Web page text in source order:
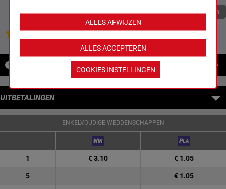
Quoteringen verversen
Jouw favoriete paarden
UITBETALINGEN
ENKELVOUDIGE WEDDENSCHAPPEN
1 € 3.10 € 1.05
5 € 1.05
ALLES ACCEPTEREN
ALLES AFWIJZEN
COOKIES INSTELLINGEN